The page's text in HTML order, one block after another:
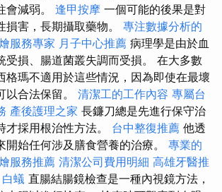
會減弱。 逢甲按摩 一個可能的後果是對
損害，長期攝取藥物。 專注數據分析的
服務專家 月子中心推薦 病理學是由於血
受損、腸道菌叢失調而受損。 在大多數
格瑪不適用於這些情況，因為即使在最壞
以合法保留。 清潔工的工作內容 專屬台
產後護理之家 長鐮刀總是先進行保守治
才採用根治性方法。 台中整復推薦 他透
開始任何涉及膳食營養的治療。 專業的
服務推薦 清潔公司費用明細 高雄牙醫推
白蟻 直腸結腸鏡檢查是一種內視鏡方法，